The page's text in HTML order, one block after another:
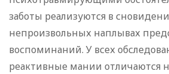
заботы реализуются в
непроизвольных наплывах
воспоминаний. У всех
реактивные мании отличаются